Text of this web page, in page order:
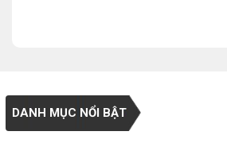
DANH MỤC NỔI BẬT